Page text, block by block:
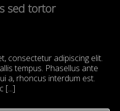
sed tortor
consectetur adipiscing elit.
tempus. Phasellus ante
a, rhoncus interdum est.
[...]